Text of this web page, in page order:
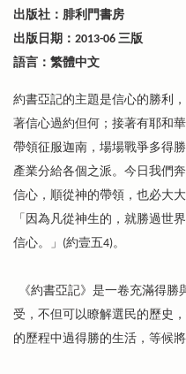
出版社：腓利門書房
出版日期：2013-06 三版
語言：繁體中文
約書亞記的主題是信心的勝利
著信心過約但何；接著有耶和
帶領征服迦南，場場戰爭多得
產業分給各個之派。今日我們
信心，順從神的帶領，也必大
「因為凡從神生的，就勝過世
信心。」(約壹五4)。
《約書亞記》是一卷充滿得勝
受，不但可以瞭解選民的歷史
的歷程中過得勝的生活，等候將